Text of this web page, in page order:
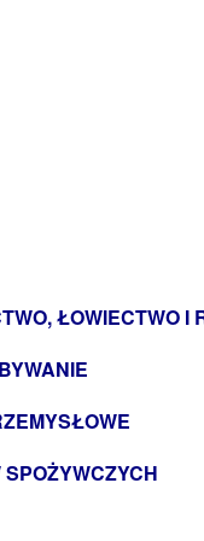
ŁOWIECTWO I